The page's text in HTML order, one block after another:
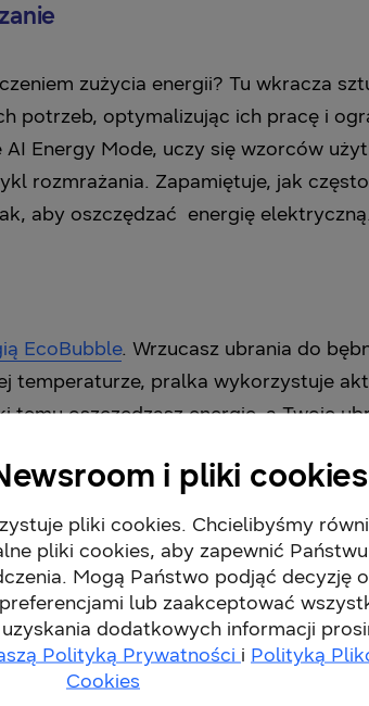
zużycia energii? Tu wkracza
potrzeb, optymalizując ich pracę i
AI Energy Mode, uczy się wzorców
rozmrażania. Zapamiętuje, jak
aby oszczędzać energię elektryczną.
EcoBubble. Wrzucasz ubrania do
temperaturze, pralka wykorzystuje
oszczędzasz energię, a Twoje
pewien, który program będzie
[3]. Pralka automatycznie dostosowuje
ubrań, zapewniając optymalne
za pomocą panelu AI
które nie tylko ułatwia codzienne
i pliki cookies
pliki cookies. Chcielibyśmy
pliki cookies, aby zapewnić Państwu
Mogą Państwo podjąć decyzję o
lub zaakceptować
dodatkowych informacji
Polityką Prywatności i Polityką
Cookies